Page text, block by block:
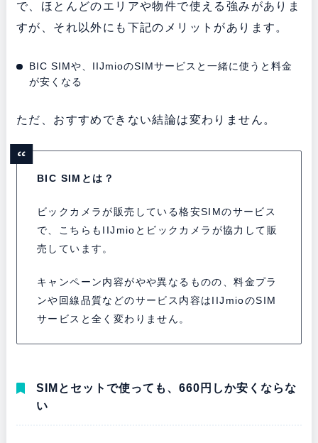
で、ほとんどのエリアや物件で使える強みがありま
すが、それ以外にも下記のメリットがあります。
BIC SIMや、IIJmioのSIMサービスと一緒に使うと料金
が安くなる
ただ、おすすめできない結論は変わりません。
BIC SIMとは？
ビックカメラが販売している格安SIMのサービス
で、こちらもIIJmioとビックカメラが協力して販
売しています。
キャンペーン内容がやや異なるものの、料金プラ
ンや回線品質などのサービス内容はIIJmioのSIM
サービスと全く変わりません。
SIMとセットで使っても、660円しか安くならな
い